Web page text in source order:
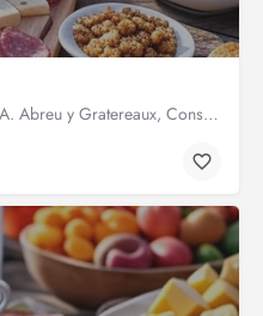
📍Av. Luperón #48 entre Miguel A. Abreu y Gratereaux, Constanza, Rep. Dom. 📞8095391312. ⏰ L-D de…